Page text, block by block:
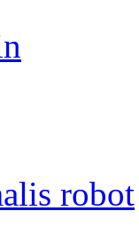
robot